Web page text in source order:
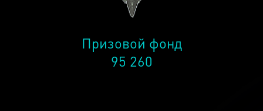
Призовой фонд
95 260